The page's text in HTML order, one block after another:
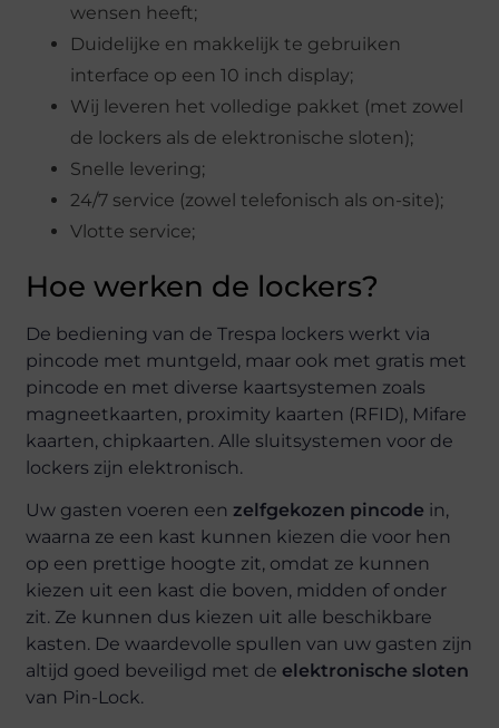
wensen heeft;
Duidelijke en makkelijk te gebruiken
interface op een 10 inch display;
Wij leveren het volledige pakket (met zowel
de lockers als de elektronische sloten);
Snelle levering;
24/7 service (zowel telefonisch als on-site);
Vlotte service;
Hoe werken de lockers?
De bediening van de Trespa lockers werkt via
pincode met muntgeld, maar ook met gratis met
pincode en met diverse kaartsystemen zoals
magneetkaarten, proximity kaarten (RFID), Mifare
kaarten, chipkaarten. Alle sluitsystemen voor de
lockers zijn elektronisch.
Uw gasten voeren eenzelfgekozen pincode in,
waarna ze een kast kunnen kiezen die voor hen
op een prettige hoogte zit, omdat ze kunnen
kiezen uit een kast die boven, midden of onder
zit. Ze kunnen dus kiezen uit alle beschikbare
kasten. De waardevolle spullen van uw gasten zijn
altijd goed beveiligd met deelektronische sloten
van Pin-Lock.